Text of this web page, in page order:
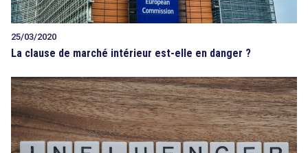
25/03/2020
La clause de marché intérieur est-elle en danger ?